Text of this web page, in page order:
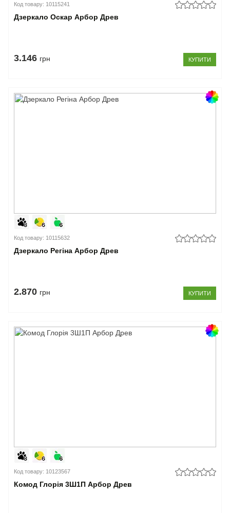
Код товару: 10115241
Дзеркало Оскар Арбор Древ
3.146 грн КУПИТИ
Код товару: 10115632
Дзеркало Регіна Арбор Древ
2.870 грн КУПИТИ
Код товару: 10123567
Комод Глорія 3Ш1П Арбор Древ